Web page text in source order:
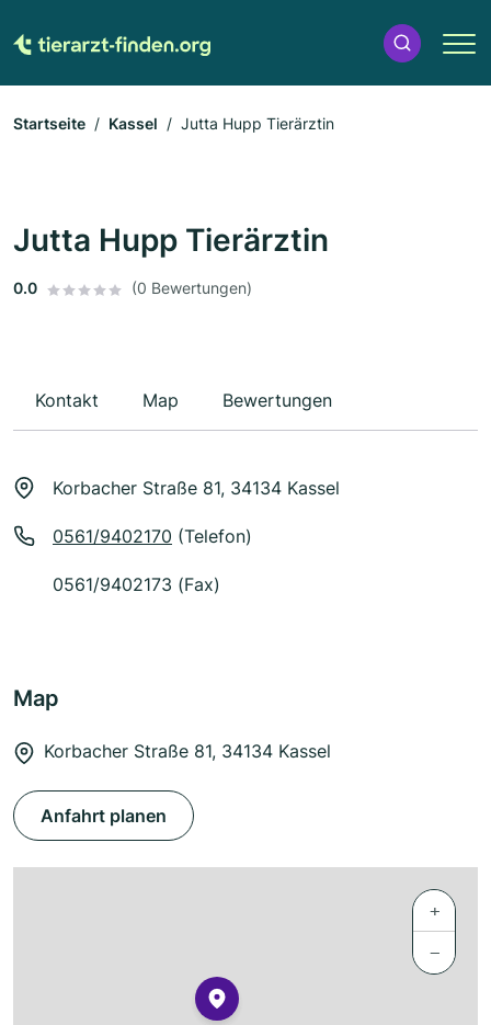
Startseite Kassel Jutta Hupp Tierärztin
Jutta Hupp Tierärztin
0.0 (0 Bewertungen)
Kontakt Map Bewertungen
Korbacher Straße 81, 34134 Kassel
0561/9402170 (Telefon)
0561/9402173 (Fax)
Map
Korbacher Straße 81, 34134 Kassel
Anfahrt planen
+
−